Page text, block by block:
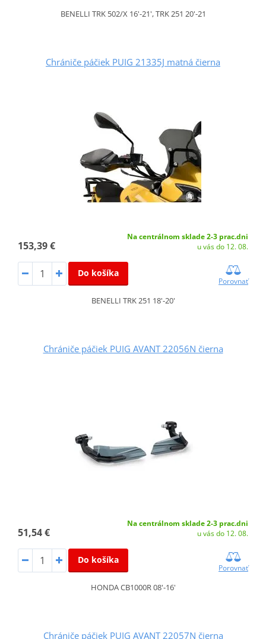
BENELLI TRK 502/X 16'-21', TRK 251 20'-21
Chrániče páčiek PUIG 21335J matná čierna
153,39 €
Na centrálnom sklade 2-3 prac.dni
u vás do 12. 08.
Do košíka
Porovnať
BENELLI TRK 251 18'-20'
Chrániče páčiek PUIG AVANT 22056N čierna
51,54 €
Na centrálnom sklade 2-3 prac.dni
u vás do 12. 08.
Do košíka
Porovnať
HONDA CB1000R 08'-16'
Chrániče páčiek PUIG AVANT 22057N čierna